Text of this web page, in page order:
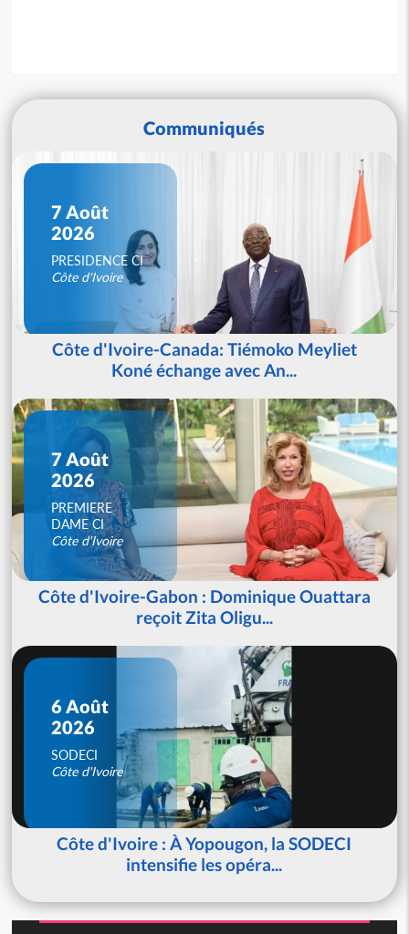
Communiqués
7 Août
2026
PRESIDENCE CI
Côte d'Ivoire
Côte d'Ivoire-Canada: Tiémoko Meyliet
Koné échange avec An...
7 Août
2026
PREMIERE
DAME CI
Côte d'Ivoire
Côte d'Ivoire-Gabon : Dominique Ouattara
reçoit Zita Oligu...
6 Août
2026
SODECI
Côte d'Ivoire
Côte d'Ivoire : À Yopougon, la SODECI
intensifie les opéra...